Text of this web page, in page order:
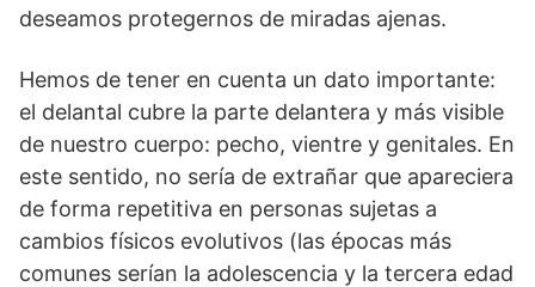
deseamos protegernos de miradas ajenas.
Hemos de tener en cuenta un dato importante:
el delantal cubre la parte delantera y más visible
de nuestro cuerpo: pecho, vientre y genitales. En
este sentido, no sería de extrañar que apareciera
de forma repetitiva en personas sujetas a
cambios físicos evolutivos (las épocas más
comunes serían la adolescencia y la tercera edad